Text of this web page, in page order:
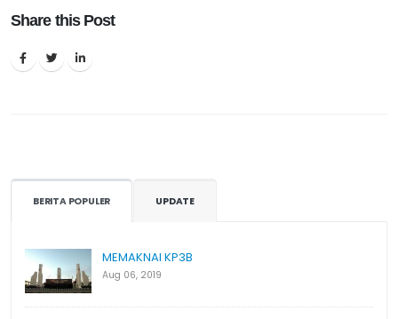
Share this Post
BERITA POPULER UPDATE
MEMAKNAI KP3B
Aug 06, 2019